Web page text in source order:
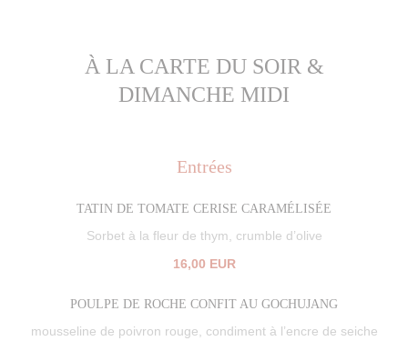
À LA CARTE DU SOIR &
DIMANCHE MIDI
Entrées
TATIN DE TOMATE CERISE CARAMÉLISÉE
Sorbet à la fleur de thym, crumble d’olive
16,00 EUR
POULPE DE ROCHE CONFIT AU GOCHUJANG
mousseline de poivron rouge, condiment à l’encre de seiche